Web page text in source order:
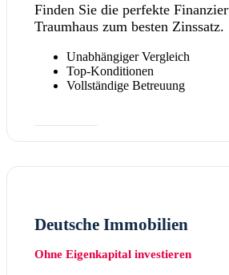
Finden Sie die perfekte
Traumhaus zum besten Zinssatz.
Unabhängiger Vergleich
Top-Konditionen
Vollständige Betreuung
Deutsche Immobilien
Ohne Eigenkapital investieren